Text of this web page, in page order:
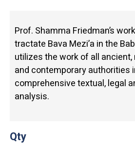
Prof. Shamma Friedman’s
tractate Bava Mezi’a in the
utilizes the work of all ancient,
and contemporary authorities
comprehensive textual, legal
analysis.
Qty